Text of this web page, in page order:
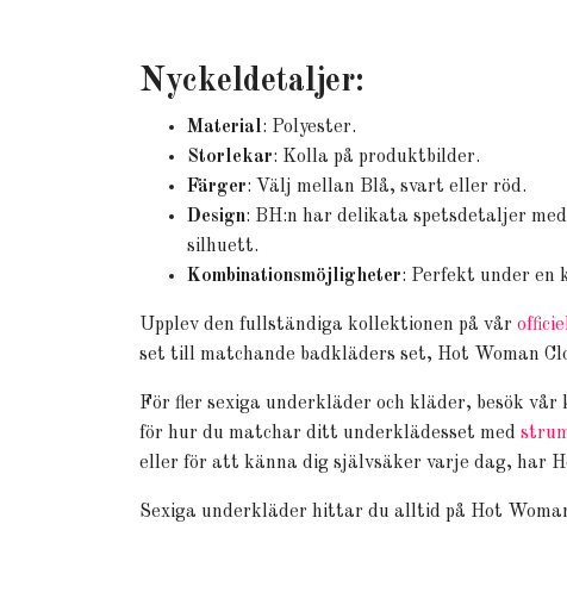
Nyckeldetaljer:
Material: Polyester.
Storlekar: Kolla på produktbilder.
Färger: Välj mellan Blå, svart eller röd.
Design: BH:n har delikata spetsdetaljer
silhuett.
Kombinationsmöjligheter: Perfekt under en
Upplev den fullständiga kollektionen på vår
set till matchande badkläders set, Hot Woman
För fler sexiga underkläder och kläder, besök vår
för hur du matchar ditt underklädesset med
eller för att känna dig självsäker varje dag, har
Sexiga underkläder hittar du alltid på Hot